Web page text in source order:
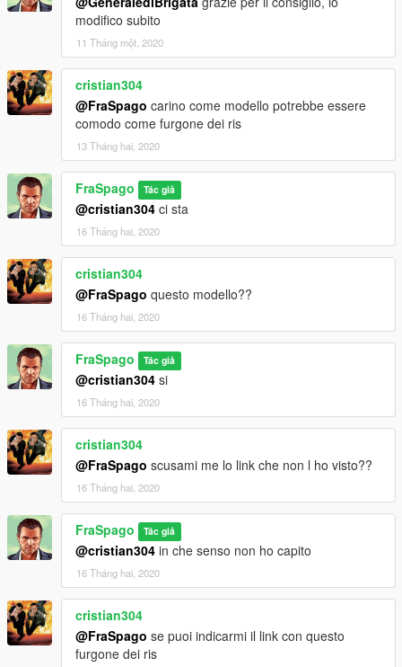
modifico subito
11 Tháng một, 2020
cristian304
@FraSpago carino come modello potrebbe essere
comodo come furgone dei ris
13 Tháng hai, 2020
FraSpago Tác giả
@cristian304 ci sta
16 Tháng hai, 2020
cristian304
@FraSpago questo modello??
16 Tháng hai, 2020
FraSpago Tác giả
@cristian304 si
16 Tháng hai, 2020
cristian304
@FraSpago scusami me lo link che non l ho visto??
16 Tháng hai, 2020
FraSpago Tác giả
@cristian304 in che senso non ho capito
16 Tháng hai, 2020
cristian304
@FraSpago se puoi indicarmi il link con questo
furgone dei ris